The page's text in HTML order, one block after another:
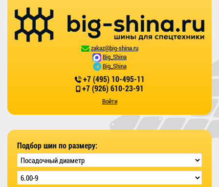
zakaz@big-shina.ru
Big_Shina
Big_Shina
+7 (495) 10-495-11
+7 (926) 610-23-91
Войти
Подбор шин по размеру: